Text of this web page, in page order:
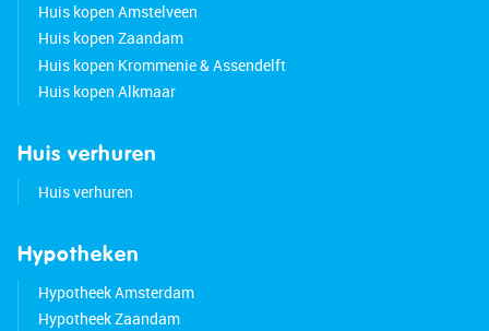
Huis kopen Amstelveen
Huis kopen Zaandam
Huis kopen Krommenie & Assendelft
Huis kopen Alkmaar
Huis verhuren
Huis verhuren
Hypotheken
Hypotheek Amsterdam
Hypotheek Zaandam